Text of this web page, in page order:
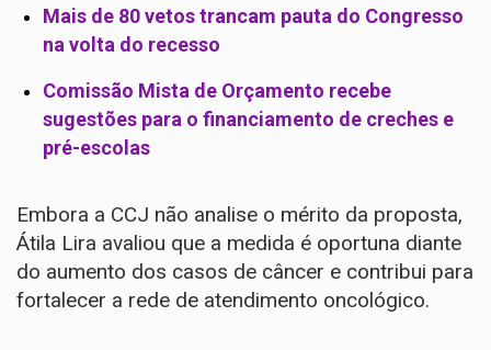
Mais de 80 vetos trancam pauta do Congresso
na volta do recesso
Comissão Mista de Orçamento recebe
sugestões para o financiamento de creches e
pré-escolas
Embora a CCJ não analise o mérito da proposta,
Átila Lira avaliou que a medida é oportuna diante
do aumento dos casos de câncer e contribui para
fortalecer a rede de atendimento oncológico.